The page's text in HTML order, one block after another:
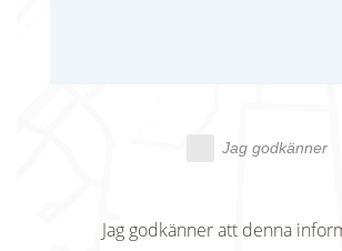
Jag godkänner
Jag godkänner att denna